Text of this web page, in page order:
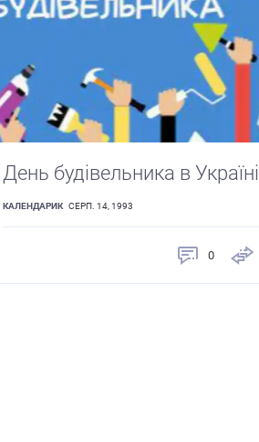
День будівельника в Україні
КАЛЕНДАРИК СЕРП. 14, 1993
0